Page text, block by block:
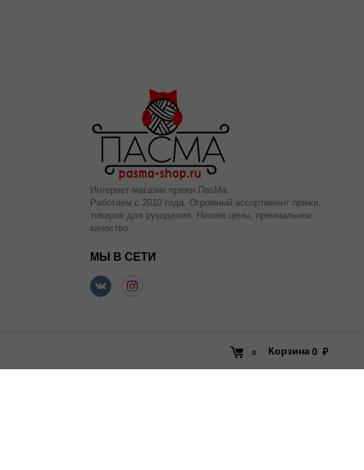
Интернет-магазин пряжи ПаsМа.
Работаем с 2010 года. Огромный ассортимент пряжи,
товаров для рукоделия. Низкие цены, премиальное
качество.
МЫ В СЕТИ
0 Корзина0 ₽